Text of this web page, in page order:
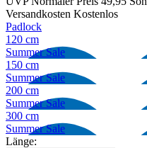
Versandkosten Kostenlos
Padlock
120 cm
Summer Sale
150 cm
Summer Sale
200 cm
Summer Sale
300 cm
Summer Sale
Länge: